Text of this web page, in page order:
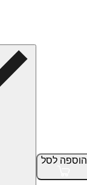
הוספה לסל